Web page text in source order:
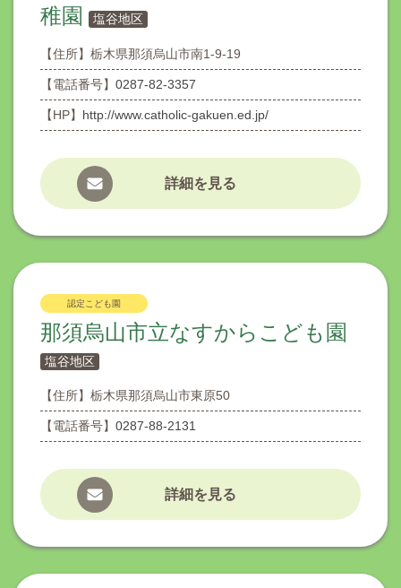
稚園
塩谷地区
【住所】 栃木県那須烏山市南1-9-19
【電話番号】 0287-82-3357
【HP】 http://www.catholic-gakuen.ed.jp/
詳細を見る
認定こども園
那須烏山市立なすからこども園
塩谷地区
【住所】 栃木県那須烏山市東原50
【電話番号】 0287-88-2131
詳細を見る